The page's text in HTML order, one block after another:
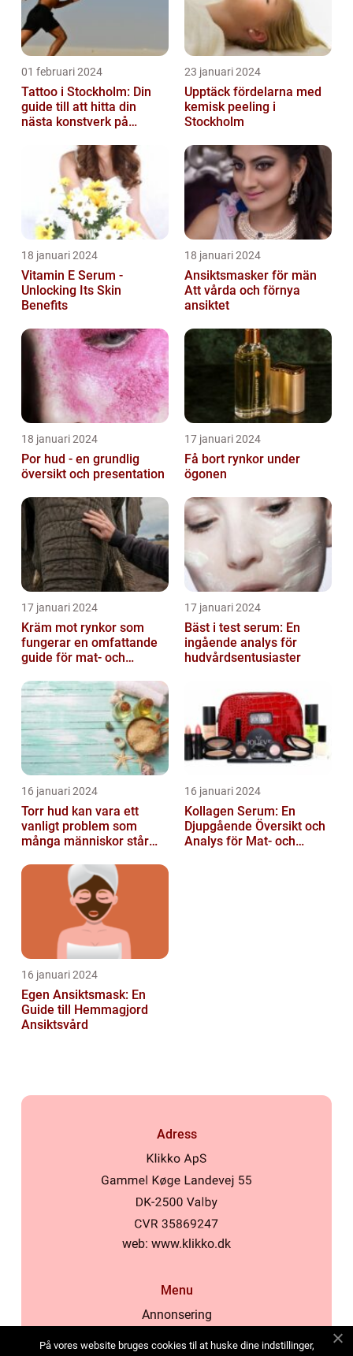
01 februari 2024
Tattoo i Stockholm: Din
guide till att hitta din
nästa konstverk på
23 januari 2024
Upptäck fördelarna med
kemisk peeling i
Stockholm
18 januari 2024
Vitamin E Serum -
Unlocking Its Skin
Benefits
18 januari 2024
Ansiktsmasker för män
Att vårda och förnya
ansiktet
18 januari 2024
Por hud - en grundlig
översikt och presentation
17 januari 2024
Få bort rynkor under
ögonen
17 januari 2024
Kräm mot rynkor som
fungerar en omfattande
guide för mat- och
17 januari 2024
Bäst i test serum: En
ingående analys för
hudvårdsentusiaster
16 januari 2024
Torr hud kan vara ett
vanligt problem som
många människor står
16 januari 2024
Kollagen Serum: En
Djupgående Översikt och
Analys för Mat- och
16 januari 2024
Egen Ansiktsmask: En
Guide till Hemmagjord
Ansiktsvård
Adress
web: www.klikko.dk
Menu
Annonsering
På vores website bruges cookies til at huske dine indstillinger,